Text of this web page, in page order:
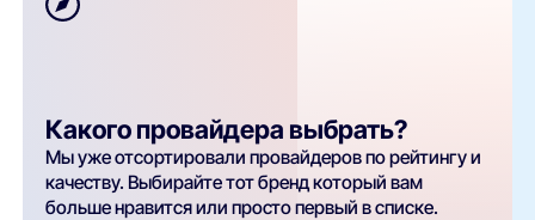
Какого провайдера выбрать?
Мы уже отсортировали провайдеров по рейтингу и
качеству. Выбирайте тот бренд который вам
больше нравится или просто первый в списке.